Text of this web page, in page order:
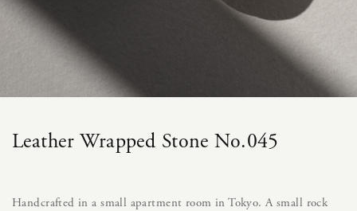
Leather Wrapped Stone No.045
Handcrafted in a small apartment room in Tokyo. A small rock